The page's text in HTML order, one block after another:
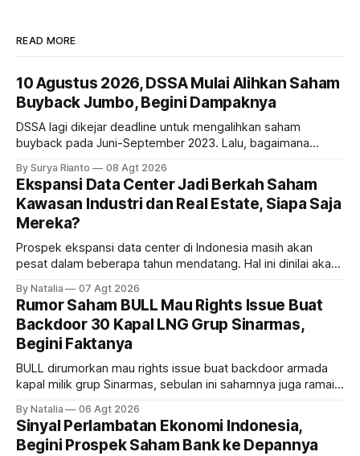
READ MORE
10 Agustus 2026, DSSA Mulai Alihkan Saham
Buyback Jumbo, Begini Dampaknya
DSSA lagi dikejar deadline untuk mengalihkan saham
buyback pada Juni-September 2023. Lalu, bagaimana
By Surya Rianto 08 Agt 2026
Ekspansi Data Center Jadi Berkah Saham
Kawasan Industri dan Real Estate, Siapa Saja
Mereka?
Prospek ekspansi data center di Indonesia masih akan
pesat dalam beberapa tahun mendatang. Hal ini dinilai akan
estate, ada siapa saja mereka?
By Natalia 07 Agt 2026
Rumor Saham BULL Mau Rights Issue Buat
Backdoor 30 Kapal LNG Grup Sinarmas,
Begini Faktanya
BULL dirumorkan mau rights issue buat backdoor armada
kapal milik grup Sinarmas, sebulan ini sahamnya juga ramai
masih menarik dilirik?
By Natalia 06 Agt 2026
Sinyal Perlambatan Ekonomi Indonesia,
Begini Prospek Saham Bank ke Depannya